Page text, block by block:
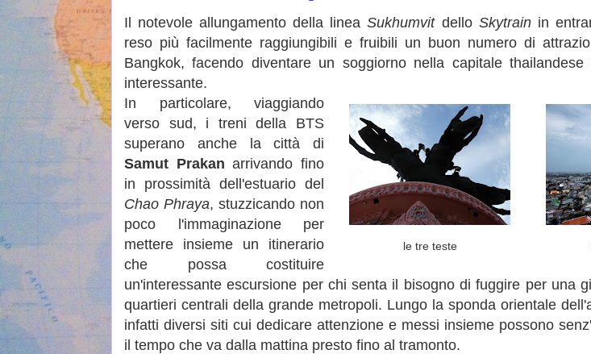
Il notevole allungamento della lineaSukhumvitdello Skytrainin
reso più facilmente raggiungibili e fruibili un buon numero di
Bangkok, facendo diventare un soggiorno nella capitale
interessante.
le tre teste
In particolare, viaggiando
verso sud, i treni della BTS
superano anche la città di
Samut Prakan arrivando fino
in prossimità dell'estuario del
Chao Phraya, stuzzicando non
poco l'immaginazione per
mettere insieme un itinerario
che possa costituire
un'interessante escursione per chi senta il bisogno di fuggire per una
quartieri centrali della grande metropoli. Lungo la sponda orientale
infatti diversi siti cui dedicare attenzione e messi insieme possono
il tempo che va dalla mattina presto fino al tramonto.